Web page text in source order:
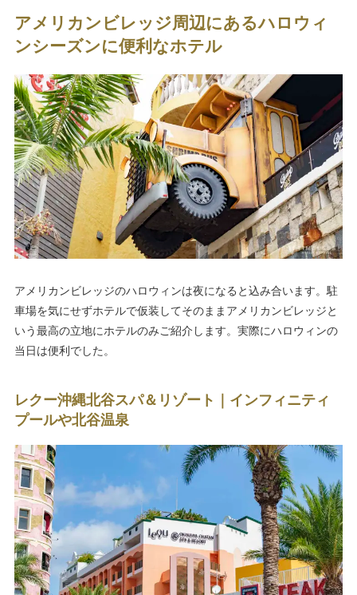
アメリカンビレッジ周辺にあるハロウィ
ンシーズンに便利なホテル
アメリカンビレッジのハロウィンは夜になると込み合います。駐
車場を気にせずホテルで仮装してそのままアメリカンビレッジと
いう最高の立地にホテルのみご紹介します。実際にハロウィンの
当日は便利でした。
レクー沖縄北谷スパ＆リゾート｜インフィニティ
プールや北谷温泉